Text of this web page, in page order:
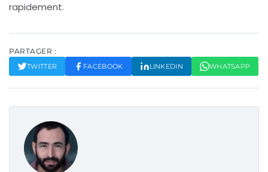
rapidement.
PARTAGER :
TWITTER FACEBOOK LINKEDIN WHATSAPP